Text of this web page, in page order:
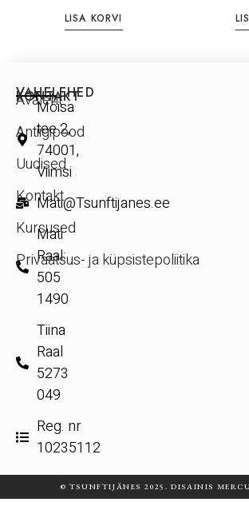
LISA KORVI
KONTAKT
Mõisa
tee 2,
74001,
Viimsi
Mati@Tsunftijanes.ee
Mati
Raal:
505
1490
Tiina
Raal
5273
049
Reg. nr
10235112
VAHELEHED
Avaleht
Antiigipood
Uudised
Kontakt
Kursused
Privaatsus- ja küpsistepoliitika
© TSUNFTIJÄNES 2025. DISAINIS